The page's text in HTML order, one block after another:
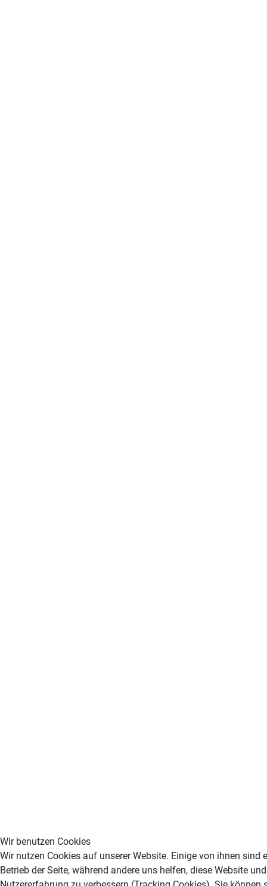
Wir benutzen Cookies
Wir nutzen Cookies auf unserer Website. Einige von ihnen sind
Betrieb der Seite, während andere uns helfen, diese Website